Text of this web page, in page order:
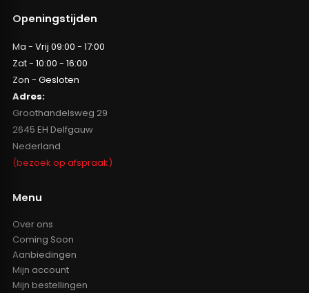
Openingstijden
Ma - Vrij 09:00 - 17:00
Zat - 10:00 - 16:00
Zon - Gesloten
Adres:
Groothandelsweg 29
2645 EH Delfgauw
Nederland
(bezoek op afspraak)
Menu
Over ons
Coming Soon
Aanbiedingen
Mijn account
Mijn bestellingen